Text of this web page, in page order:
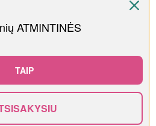
Neigti
nuostatas
© Keliaujančios Mamos 2026
ATMINTINĖS
TAIP